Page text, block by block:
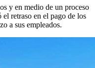
y en medio de un proceso
retraso en el pago de los
a sus empleados.